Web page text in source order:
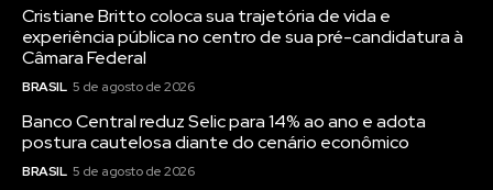
Cristiane Britto coloca sua trajetória de vida e
experiência pública no centro de sua pré-candidatura à
Câmara Federal
BRASIL 5 de agosto de 2026
Banco Central reduz Selic para 14% ao ano e adota
postura cautelosa diante do cenário econômico
BRASIL 5 de agosto de 2026